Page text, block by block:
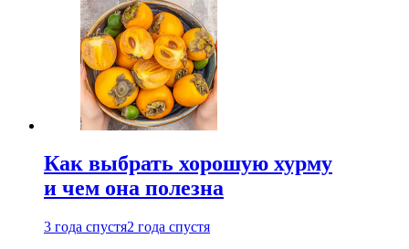
Как выбрать хорошую хурму
и чем она полезна
3 года спустя2 года спустя